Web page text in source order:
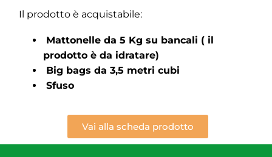
Il prodotto è acquistabile:
Mattonelle da 5 Kg su bancali ( il
prodotto è da idratare)
Big bags da 3,5 metri cubi
Sfuso
Vai alla scheda prodotto